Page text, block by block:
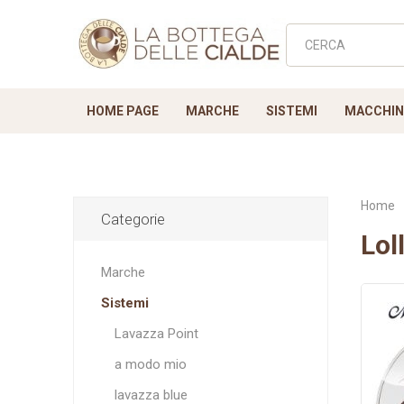
HOME PAGE MARCHE
Novità
SISTEMI
Lavazza Point
NUOVE
Home
Categorie
Marche
Sistemi
Lavazza Point
a modo mio
lavazza blue